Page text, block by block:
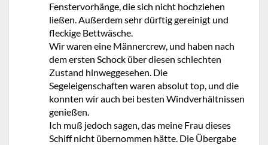
Fenstervorhänge, die sich nicht hochziehen
ließen. Außerdem sehr dürftig gereinigt und
fleckige Bettwäsche.
Wir waren eine Männercrew, und haben nach
dem ersten Schock über diesen schlechten
Zustand hinweggesehen. Die
Segeleigenschaften waren absolut top, und die
konnten wir auch bei besten Windverhältnissen
genießen.
Ich muß jedoch sagen, das meine Frau dieses
Schiff nicht übernommen hätte. Die Übergabe